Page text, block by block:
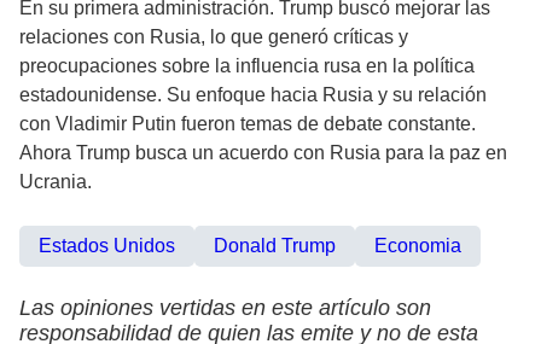
En su primera administración. Trump buscó mejorar las
relaciones con Rusia, lo que generó críticas y
preocupaciones sobre la influencia rusa en la política
estadounidense. Su enfoque hacia Rusia y su relación
con Vladimir Putin fueron temas de debate constante.
Ahora Trump busca un acuerdo con Rusia para la paz en
Ucrania.
Estados Unidos Donald Trump Economia
Las opiniones vertidas en este artículo son
responsabilidad de quien las emite y no de esta